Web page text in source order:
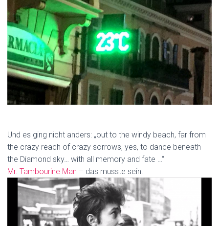
Und es ging nicht anders: „out to the windy beach, far from
the crazy reach of crazy sorrows, yes, to dance beneath
the Diamond sky… with all memory and fate …“
Mr. Tambourine Man – das musste sein!